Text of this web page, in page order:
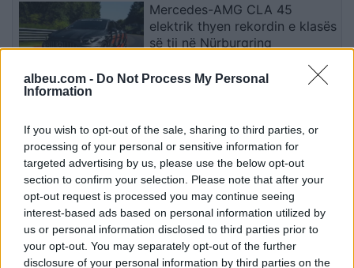
albeu.com - Do Not Process My Personal
Information
If you wish to opt-out of the sale, sharing to third parties, or
processing of your personal or sensitive information for
targeted advertising by us, please use the below opt-out
section to confirm your selection. Please note that after your
opt-out request is processed you may continue seeing
interest-based ads based on personal information utilized by
us or personal information disclosed to third parties prior to
your opt-out. You may separately opt-out of the further
disclosure of your personal information by third parties on the
Mercedes-AMG CLA 45
elektrik thyen rekordin e klasës
së tij në Nürburgring
në motin hapësinor dhe Tokë